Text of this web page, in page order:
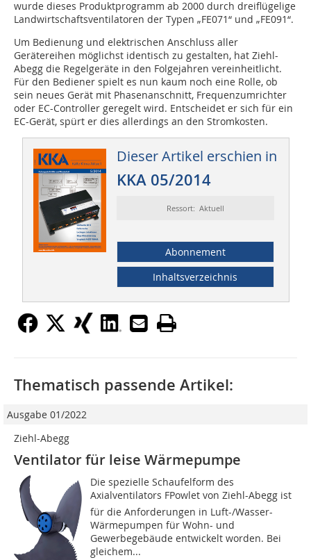
wurde dieses Produktprogramm ab 2000 durch dreiflügelige
Landwirtschaftsventilatoren der Typen „FE071“ und „FE091“.
Um Bedienung und elektrischen Anschluss aller
Gerätereihen möglichst identisch zu gestalten, hat Ziehl-
Abegg die Regelgeräte in den Folgejahren vereinheitlicht.
Für den Bediener spielt es nun kaum noch eine Rolle, ob
sein neues Gerät mit Phasenanschnitt, Frequenzumrichter
oder EC-Controller geregelt wird. Entscheidet er sich für ein
EC-Gerät, spürt er dies allerdings an den Stromkosten.
Dieser Artikel erschien in
KKA 05/2014
Ressort: Aktuell
Abonnement
Inhaltsverzeichnis
Thematisch passende Artikel:
Ausgabe 01/2022
Ziehl-Abegg
Ventilator für leise Wärmepumpe
Die spezielle Schaufelform des
Axialventilators FPowlet von Ziehl-Abegg ist
für die Anforderungen in Luft-/Wasser-
Wärmepumpen für Wohn- und
Gewerbegebäude entwickelt worden. Bei
gleichem...